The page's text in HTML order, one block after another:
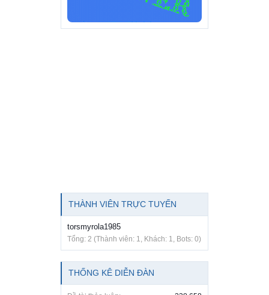
THÀNH VIÊN TRỰC TUYẾN
torsmyrola1985
Tổng: 2 (Thành viên: 1, Khách: 1, Bots: 0)
THỐNG KÊ DIỄN ĐÀN